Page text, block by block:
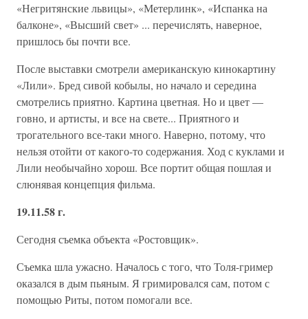
«Негритянские львицы», «Метерлинк», «Испанка на
балконе», «Высший свет» ... перечислять, наверное,
пришлось бы почти все.
После выставки смотрели американскую кинокартину
«Лили». Бред сивой кобылы, но начало и середина
смотрелись приятно. Картина цветная. Но и цвет —
говно, и артисты, и все на свете... Приятного и
трогательного все-таки много. Наверно, потому, что
нельзя отойти от какого-то содержания. Ход с куклами и
Лили необычайно хорош. Все портит общая пошлая и
слюнявая концепция фильма.
19.11.58 г.
Сегодня съемка объекта «Ростовщик».
Съемка шла ужасно. Началось с того, что Толя-гример
оказался в дым пьяным. Я гримировался сам, потом с
помощью Риты, потом помогали все.